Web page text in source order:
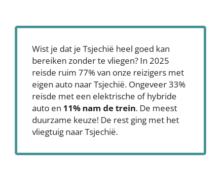
Wist je dat je Tsjechië heel goed kan
bereiken zonder te vliegen? In 2025
reisde ruim 77% van onze reizigers met
eigen auto naar Tsjechië. Ongeveer 33%
reisde met een elektrische of hybride
auto en 11% nam de trein. De meest
duurzame keuze! De rest ging met het
vliegtuig naar Tsjechië.